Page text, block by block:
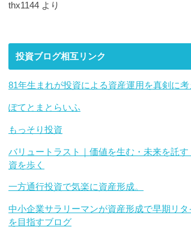
thx1144 より
投資ブログ相互リンク
81年生まれが投資による資産運用を真剣に考
ぽてとまとらいふ
もっそり投資
バリュートラスト｜価値を生む・未来を託す
資を歩く
一方通行投資で気楽に資産形成。
中小企業サラリーマンが資産形成で早期リタ
を目指すブログ